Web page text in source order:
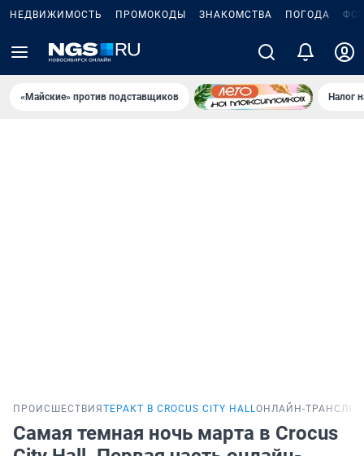
НЕДВИЖИМОСТЬ ПРОМОКОДЫ ЗНАКОМСТВА ПОГОДА
«Майские» против подставщиков Налог
ПРОИСШЕСТВИЯ ТЕРАКТ В CROCUS CITY HALLОНЛАЙН-
Самая темная ночь марта в Crocus